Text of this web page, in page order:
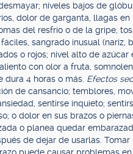
niveles bajos de
dolor de garganta, llagas en
del resfrío o de la gripe,
sangrado inusual (nariz,
o rojos; nivel alto de azúcar
con olor a fruta,
4 horas o más. Efectos
de cansancio; temblores,
sentirse inquieto;
o dolor en sus brazos o
o planea quedar
de dejar de usarlas.